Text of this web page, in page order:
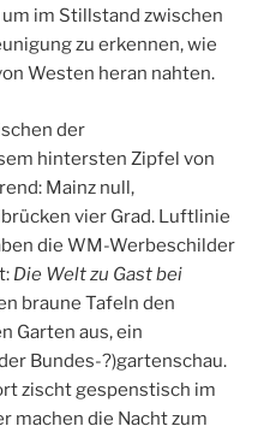
im Stillstand zwischen
zu erkennen, wie
Westen heran nahten.
der
hintersten Zipfel von
Mainz null,
vier Grad. Luftlinie
die WM-Werbeschilder
Die Welt zu Gast bei
braune Tafeln den
Garten aus, ein
Bundes-?)gartenschau.
zischt gespenstisch im
machen die Nacht zum